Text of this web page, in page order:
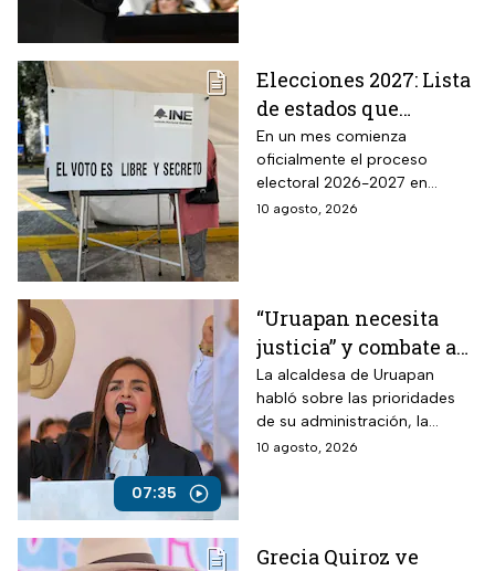
Elecciones 2027: Lista
de estados que
renovarán
gubernatura el
próximo año
En un mes comienza
oficialmente el proceso
electoral 2026-2027 en
donde se renovarán
10 agosto, 2026
07:35
“Uruapan necesita
justicia” y combate a
la impunidad: Grecia
Quiroz
La alcaldesa de Uruapan
habló sobre las prioridades
de su administración, la
impunidad de los
10 agosto, 2026
Grecia Quiroz ve